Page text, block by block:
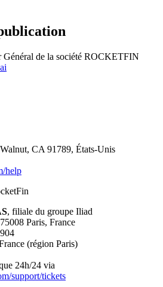
Général de la société ROCKETFIN
CA 91789, États-Unis
help
, filiale du groupe Iliad
Paris, France
(région Paris)
24h/24 via
support/tickets